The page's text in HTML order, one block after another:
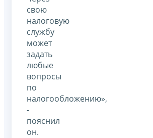
свою
налоговую
службу
может
задать
любые
вопросы
по
налогообложению»,
-
пояснил
он.